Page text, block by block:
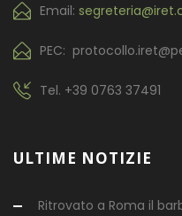
Email:
PEC:
Tel. +39 0763 37491
ULTIME NOTIZIE
Ritrovato a Roma il